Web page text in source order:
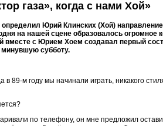
газа», когда с нами Хой»
Юрий Клинских (Хой)
на нашей сцене образовалось
с Юрием Хоем создавал первый
минувшую субботу.
89-м году мы начинали играть, никакого
по телефону, он мне предложил